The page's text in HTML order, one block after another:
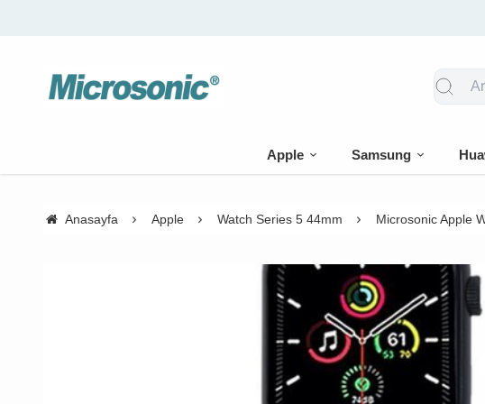
Apple Samsung
Anasayfa Apple Watch Series 5 44mm Microsonic Apple